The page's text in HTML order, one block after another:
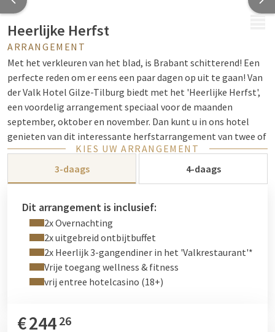
Heerlijke Herfst
ARRANGEMENT
Met het verkleuren van het blad, is Brabant schitterend! Een
perfecte reden om er eens een paar dagen op uit te gaan! Van
der Valk Hotel Gilze-Tilburg biedt met het 'Heerlijke Herfst',
een voordelig arrangement speciaal voor de maanden
september, oktober en november. Dan kunt u in ons hotel
genieten van dit interessante herfstarrangement van twee of
drie nachten.BELANGRIJK: U dient zelf data en tijden te
reserveren voor uw diner, nadat u dit arrangement geboekt
heeft.klik hiervoor een tafelreservering in het
wensen u een Heerlijke Herfst toe!
: verblijft u op zaterdag? Dan kunt u het inbegrepen 3-
gangendiner zonder bijbetaling omzetten in deelname aan LIVE
COOKING: Gerrits fine dining buffetmet live bereide gerechten
en inclusief drankjes. Voor zowel het 3-gangendiner als LIVE
COOKING dient u
vooraf een tafel te reserveren.
KIES UW ARRANGEMENT
3-daags
4-daags
Dit arrangement is inclusief:
2x Overnachting
2x uitgebreid ontbijtbuffet
2x Heerlijk 3-gangendiner in het 'Valkrestaurant'*
Vrije toegang wellness & fitness
vrij entree hotelcasino (18+)
€244 26